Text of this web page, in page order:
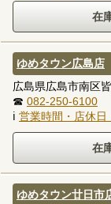
ゆめタウン広島店
広島県広島市南区
☎ 082-250-6100
ℹ 営業時間・店休日
ゆめタウン廿日市